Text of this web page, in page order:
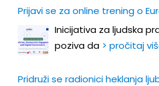
Prijavi se za online trening o
Inicijativa za ljudska
poziva da > pročitaj
Pridruži se radionici heklanja